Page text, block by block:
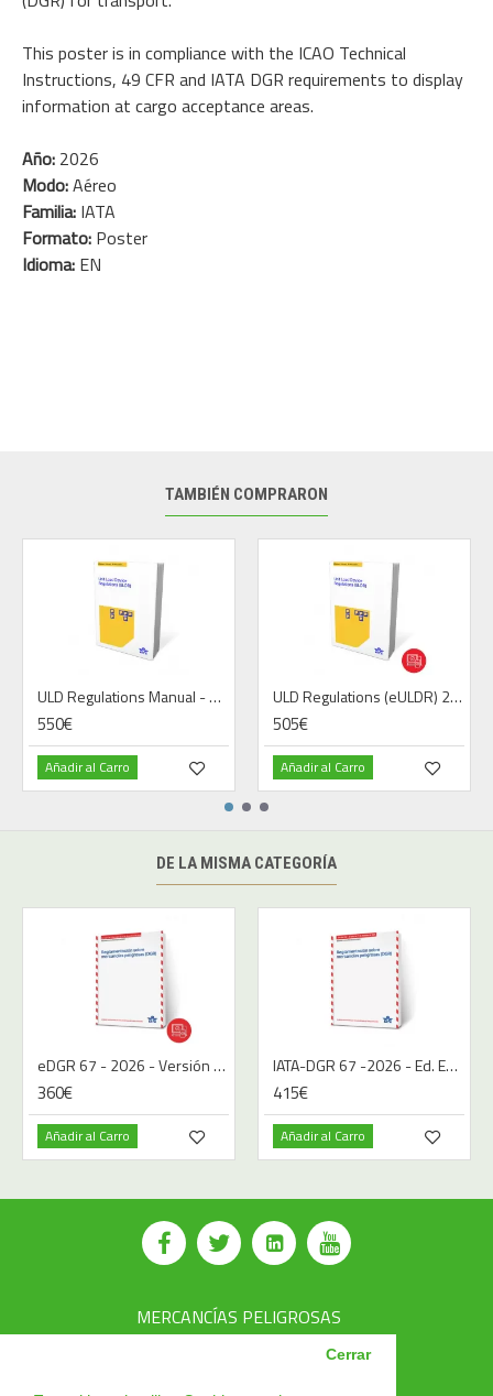
Cerrar
This poster is in compliance with the ICAO Technical
Instructions, 49 CFR and IATA DGR requirements to display
information at cargo acceptance areas.
Año: 2026
Modo:Aéreo
Familia: IATA
Formato: Poster
Idioma: EN
TAMBIÉN COMPRARON
ULD Regulations Manual - Book - 2026 - Español
550€
Añadir al Carro
ULD Regulations (eULDR) 2026 Versión digital - Español
505€
Añadir al Carro
DE LA MISMA CATEGORÍA
eDGR 67 - 2026 - Versión Digital - Español
360€
Añadir al Carro
IATA-DGR 67 -2026 - Ed. Español | Libro
415€
Añadir al Carro
MERCANCÍAS PELIGROSAS